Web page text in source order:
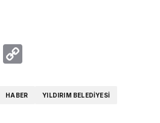
Facebook
HABER YILDIRIM BELEDIYESI